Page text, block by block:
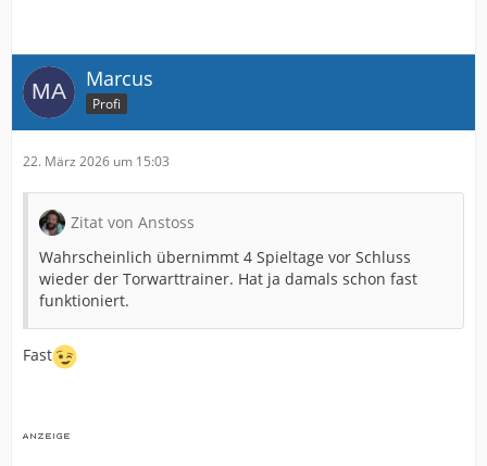
Marcus
Profi
22. März 2026 um 15:03
Zitat von Anstoss
Wahrscheinlich übernimmt 4 Spieltage vor Schluss
wieder der Torwarttrainer. Hat ja damals schon fast
funktioniert.
Fast